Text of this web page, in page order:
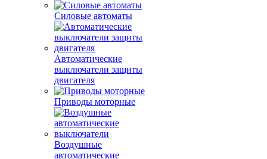
Силовые автоматы
Автоматические
выключатели защиты
двигателя
Приводы моторные
Воздушные
автоматические